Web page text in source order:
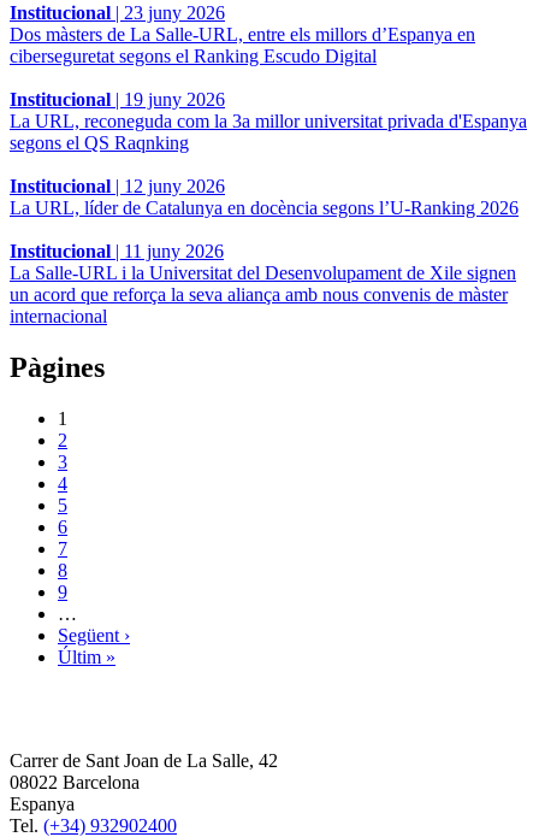
Institucional | 23 juny 2026
Dos màsters de La Salle-URL, entre els millors d’Espanya en
ciberseguretat segons el Ranking Escudo Digital
Institucional | 19 juny 2026
La URL, reconeguda com la 3a millor universitat privada d'Espanya
segons el QS Raqnking
Institucional | 12 juny 2026
La URL, líder de Catalunya en docència segons l’U-Ranking 2026
Institucional | 11 juny 2026
La Salle-URL i la Universitat del Desenvolupament de Xile signen
un acord que reforça la seva aliança amb nous convenis de màster
internacional
Pàgines
1
2
3
4
5
6
7
8
9
…
Següent ›
Últim »
Carrer de Sant Joan de La Salle, 42
08022 Barcelona
Espanya
Tel. (+34) 932902400